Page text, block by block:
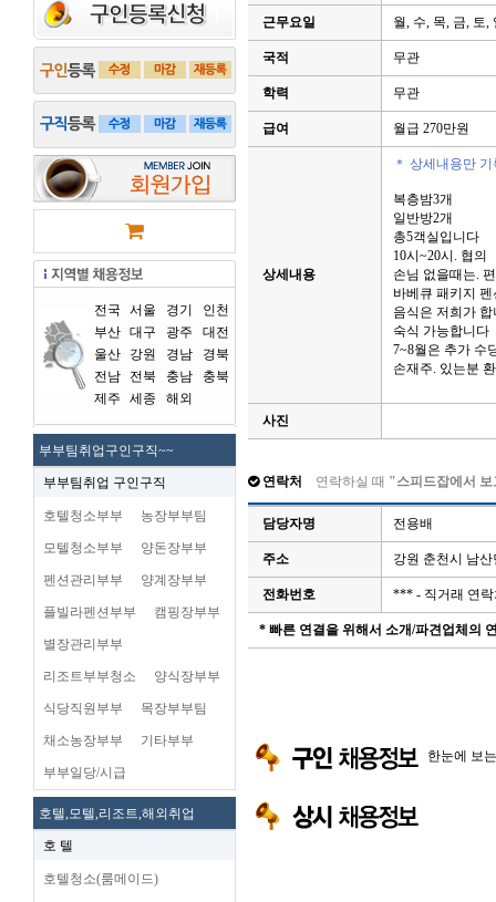
전국 서울 경기
인천
부산 대구 광주
대전
울산
강원 경남
경북
전남
전북 충남
충북
제주
세종 해외
부부팀취업구인구직~~
부부팀취업 구인구직
호텔청소부부 농장부부팀
모텔청소부부 양돈장부부
펜션관리부부 양계장부부
플빌라펜션부부 캠핑장부부
별장관리부부
리조트부부청소 양식장부부
식당직원부부 목장부부팀
채소농장부부 기타부부
부부일당/시급
호텔,모텔,리조트,해외취업
호 텔
호텔청소(룸메이드)
근무요일 월, 수, 목, 금, 토,
국적 무관
학력 무관
급여 월급 270만원
상세내용
＊ 상세내용만
복층밤3개
일반방2개
총5객실입니다
10시~20시. 협의
손님 없을때는.
바베큐 패키지
음식은 저희가
숙식 가능합니다
7~8월은 추가 수
손재주. 있는분
사진
연락처 연락하실 때 "스피드잡에서
담당자명 전용배
주소 강원 춘천시 남
전화번호 *** - 직거래 연
* 빠른 연결을 위해서 소개/파견업체의
한눈에 보